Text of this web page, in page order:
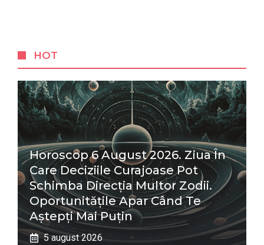
HOT
Horoscop 6 August 2026. Ziua În
Care Deciziile Curajoase Pot
Schimba Direcția Multor Zodii.
Oportunitățile Apar Când Te
Aștepți Mai Puțin
5 august 2026